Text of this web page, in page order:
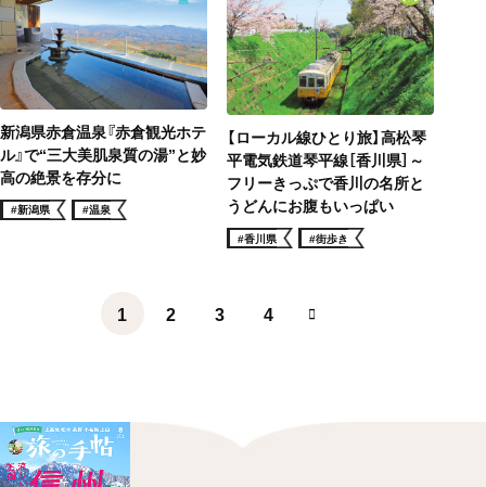
新潟県赤倉温泉『赤倉観光ホテ
ル』で“三大美肌泉質の湯”と妙
高の絶景を存分に
#新潟県 #温泉
【ローカル線ひとり旅】高松琴
平電気鉄道琴平線［香川県］～
フリーきっぷで香川の名所と
うどんにお腹もいっぱい
#香川県 #街歩き
1 2 3 4